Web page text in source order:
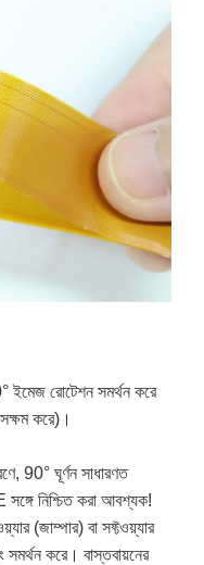
ইমেজ রোটেশন সমর্থন করে
করে)।
90° ঘূর্ণন সাধারণত
সঙ্গে নিশ্চিত করা আবশ্যক!
(জাম্পার) বা সফ্টওয়্যার
সমর্থন করে। বাস্তবায়নের